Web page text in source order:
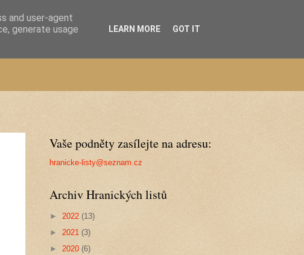
Vaše podněty zasílejte na adresu:
hranicke-listy@seznam.cz
Archiv Hranických listů
► 2022 (13)
► 2021 (3)
► 2020 (6)
and user-agent
generate usage
LEARN MORE GOT IT